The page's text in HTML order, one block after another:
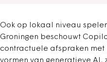
Ook op lokaal niveau
Groningen beschouwt
contractuele afspraken
vormen van generatieve AI,